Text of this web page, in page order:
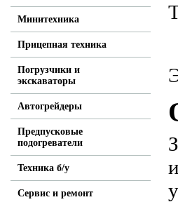
Минитехника
Прицепная техника
Погрузчики и
экскаваторы
Автогрейдеры
Предпусковые
подогреватели
Техника б/у
Сервис и ремонт